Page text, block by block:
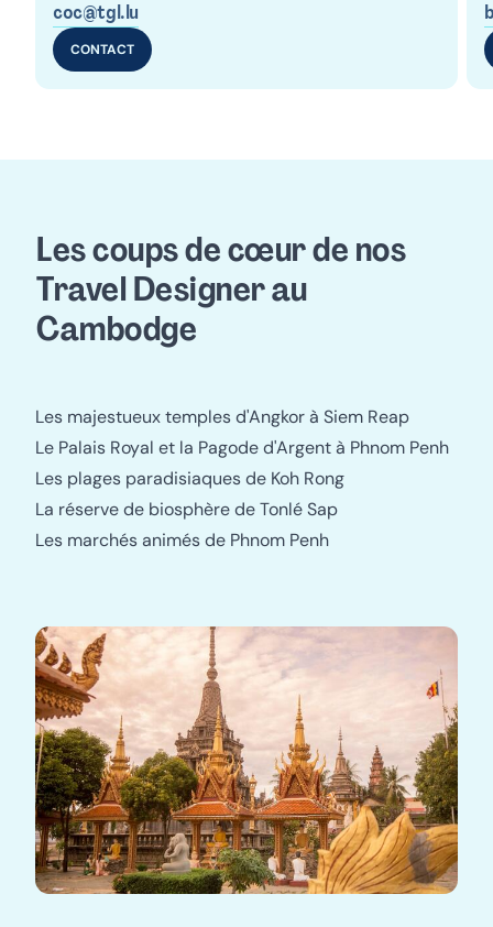
coc@tgl.lu
CONTACT
Les coups de cœur de nos
Travel Designer au
Cambodge
Les majestueux temples d'Angkor à Siem Reap
Le Palais Royal et la Pagode d'Argent à Phnom Penh
Les plages paradisiaques de Koh Rong
La réserve de biosphère de Tonlé Sap
Les marchés animés de Phnom Penh